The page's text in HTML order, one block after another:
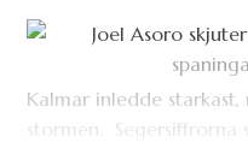
Kalmar inledde
stormen. Segersiffrorna